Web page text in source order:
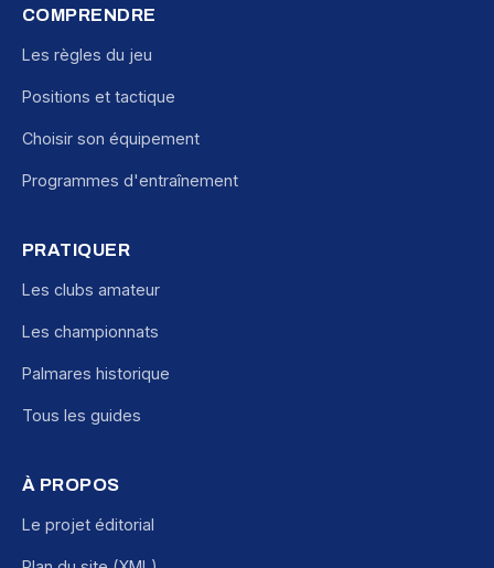
COMPRENDRE
Les règles du jeu
Positions et tactique
Choisir son équipement
Programmes d'entraînement
PRATIQUER
Les clubs amateur
Les championnats
Palmares historique
Tous les guides
À PROPOS
Le projet éditorial